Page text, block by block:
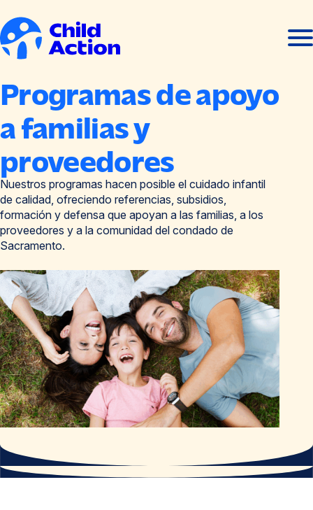
Abrir
Programas de apoyo
a familias y
proveedores
Nuestros programas hacen posible el cuidado infantil
de calidad, ofreciendo referencias, subsidios,
formación y defensa que apoyan a las familias, a los
proveedores y a la comunidad del condado de
Sacramento.